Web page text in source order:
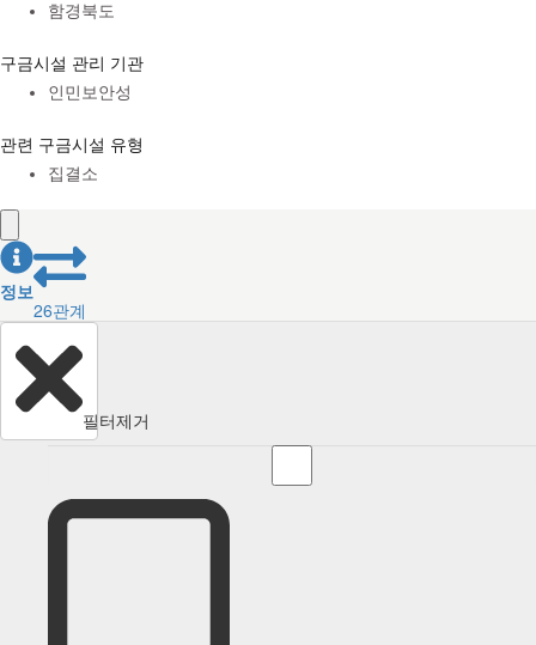
함경북도
구금시설 관리 기관
인민보안성
관련 구금시설 유형
집결소
정보
26관계
필터제거